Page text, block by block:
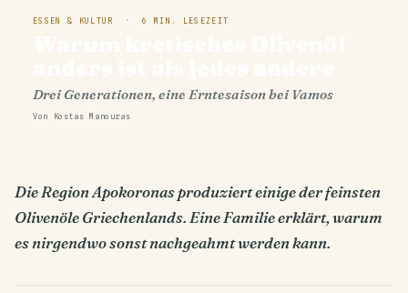
ESSEN & KULTUR · 6 MIN. LESEZEIT
Drei Generationen, eine Erntesaison bei Vamos
Von Kostas Manouras
Die Region Apokoronas produziert einige der feinsten
Olivenöle Griechenlands. Eine Familie erklärt, warum
es nirgendwo sonst nachgeahmt werden kann.